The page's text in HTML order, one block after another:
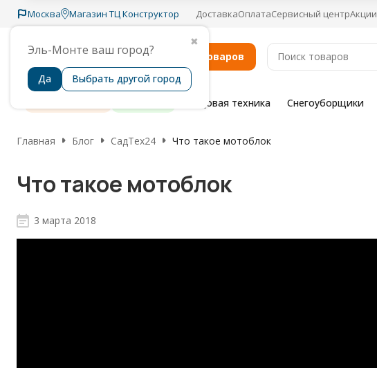
Москва
✖
Эль-Монте ваш город?
Да Выбрать другой город
Магазин ТЦ Конструктор ДоставкаОплатаСервисный центрАкции
Каталог товаров
Садовая техника Снегоуборщики
Главная Блог СадТех24 Что такое мотоблок
Что такое мотоблок
3 марта 2018